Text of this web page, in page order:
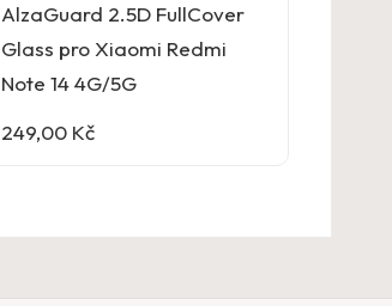
AlzaGuard 2.5D FullCover
Glass pro Xiaomi Redmi
Note 14 4G/5G
249,00 Kč